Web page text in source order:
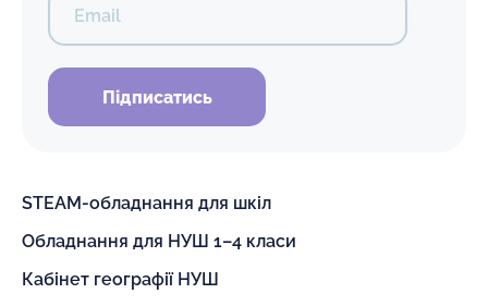
Email
Підписатись
STEAM-обладнання для шкіл
Обладнання для НУШ 1–4 класи
Кабінет географії НУШ